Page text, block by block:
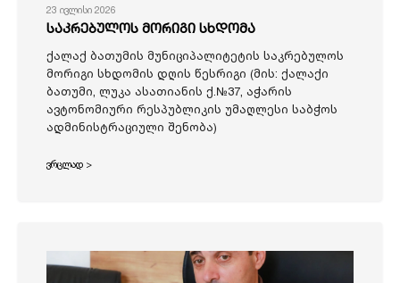
23 ივლისი 2026
საკრებულოს მორიგი სხდომა
ქალაქ ბათუმის მუნიციპალიტეტის საკრებულოს
მორიგი სხდომის დღის წესრიგი (მის: ქალაქი
ბათუმი, ლუკა ასათიანის ქ.№37, აჭარის
ავტონომიური რესპუბლიკის უმაღლესი საბჭოს
ადმინისტრაციული შენობა)
ვრცლად >